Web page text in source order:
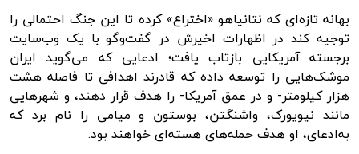
بهانه تازه‌ای که نتانیاهو «اختراع» کرده تا این جنگ احتمالی را
توجیه کند در اظهارات اخیرش در گفت‌وگو با یک وب‌سایت
برجسته آمریکایی بازتاب یافت؛ ادعایی که می‌گوید ایران
موشک‌هایی را توسعه داده که قادرند اهدافی تا فاصله هشت
هزار کیلومتر- و در عمق آمریکا- را هدف قرار دهند، و شهرهایی
مانند نیویورک، واشنگتن، بوستون و میامی را نام برد که
به‌ادعای، او هدف حمله‌های هسته‌ای خواهند بود.